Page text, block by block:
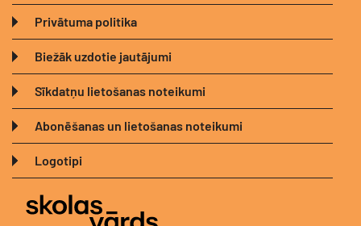
Privātuma politika
Biežāk uzdotie jautājumi
Sīkdatņu lietošanas noteikumi
Abonēšanas un lietošanas noteikumi
Logotipi